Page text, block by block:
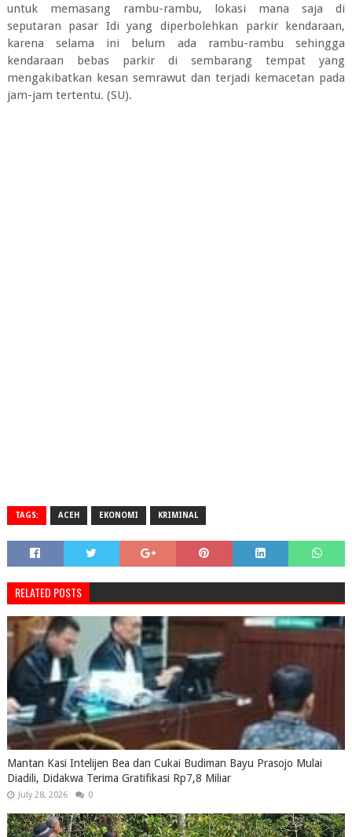
untuk memasang rambu-rambu, lokasi mana saja di
seputaran pasar Idi yang diperbolehkan parkir kendaraan,
karena selama ini belum ada rambu-rambu sehingga
kendaraan bebas parkir di sembarang tempat yang
mengakibatkan kesan semrawut dan terjadi kemacetan pada
jam-jam tertentu. (SU).
TAGS: ACEH EKONOMI KRIMINAL
RELATED POSTS
Mantan Kasi Intelijen Bea dan Cukai Budiman Bayu Prasojo Mulai
Diadili, Didakwa Terima Gratifikasi Rp7,8 Miliar
July 28, 2026 0